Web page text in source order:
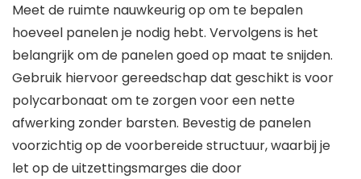
Meet de ruimte nauwkeurig op om te bepalen
hoeveel panelen je nodig hebt. Vervolgens is het
belangrijk om de panelen goed op maat te snijden.
Gebruik hiervoor gereedschap dat geschikt is voor
polycarbonaat om te zorgen voor een nette
afwerking zonder barsten. Bevestig de panelen
voorzichtig op de voorbereide structuur, waarbij je
let op de uitzettingsmarges die door